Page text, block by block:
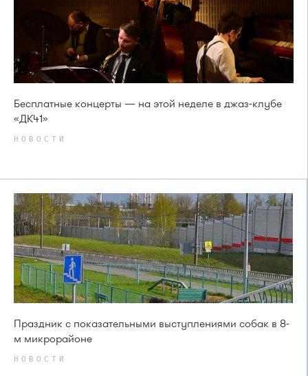
Бесплатные концерты — на этой неделе в джаз-клубе
«ДК41»
НОВОСТИ
Праздник с показательными выступлениями собак в 8-
м микрорайоне
НОВОСТИ